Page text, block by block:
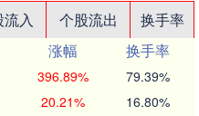
入 个股流出
换手率
涨幅
换手率
396.89% 79.39%
20.21% 16.80%